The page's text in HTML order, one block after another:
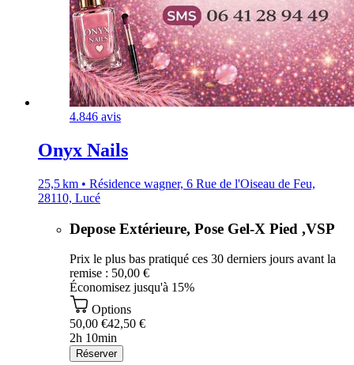
4.846 avis
Onyx Nails
25,5 km • Résidence wagner, 6 Rue de l'Oiseau de Feu,
28110, Lucé
Depose Extérieure, Pose Gel-X Pied ,VSP
Prix le plus bas pratiqué ces 30 derniers jours avant la
remise : 50,00 €
Économisez jusqu'à 15%
Options
50,00 €42,50 €
2h 10min
Réserver